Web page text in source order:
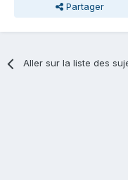
Partager
Aller sur la liste des